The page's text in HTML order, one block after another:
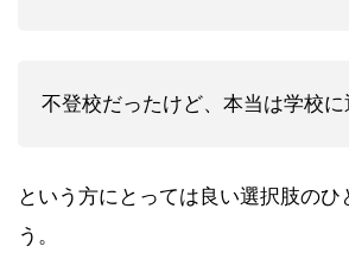
不登校だったけど、本当は学校に
という方にとっては良い選択肢のひ
う。